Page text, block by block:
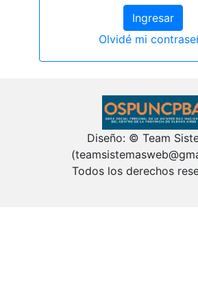
Olvidé mi
Diseño: © Team
Todos los derechos